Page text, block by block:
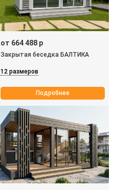
от 664 488 р
Закрытая беседка БАЛТИКА
12 размеров
Подробнее